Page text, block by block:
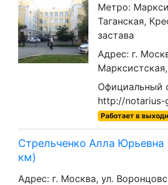
Метро:
Таганская,
застава
Адрес: г.
Официальный
http://notarius-
Работает в
Стрельченко Алла Юрьевна
км)
Адрес: г. Москва, ул.